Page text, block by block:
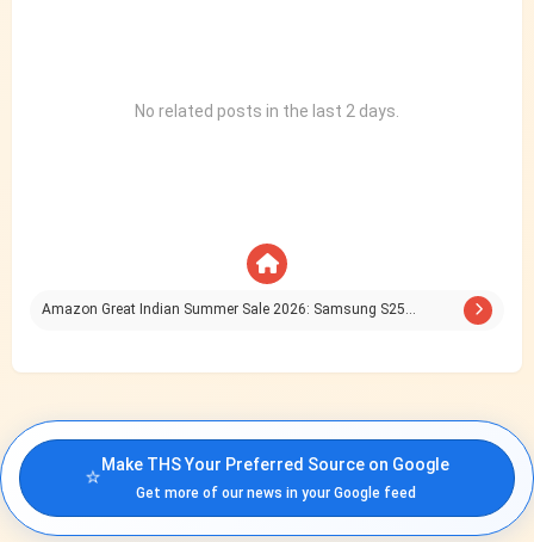
No related posts in the last 2 days.
Amazon Great Indian Summer Sale 2026: Samsung S25…
⭐Make THS Your Preferred Source on Google
Get more of our news in your Google feed